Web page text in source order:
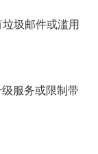
圾邮件或滥用
服务或限制带